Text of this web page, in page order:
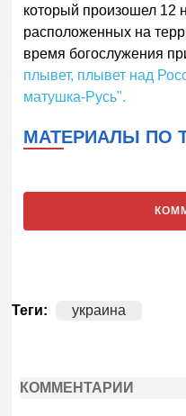
который произошел 12
расположенных на
время богослужения
плывет, плывет над
матушка-Русь".
МАТЕРИАЛЫ ПО
Теги: украина
КОММЕНТАРИИ